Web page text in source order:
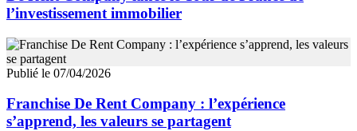
l’investissement immobilier
Publié le 07/04/2026
Franchise De Rent Company : l’expérience
s’apprend, les valeurs se partagent